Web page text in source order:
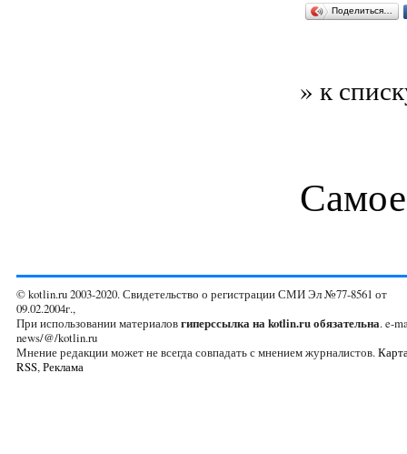
Поделиться…
» к
© kotlin.ru 2003-2020. Свидетельство о регистрации СМИ Эл №77-8561 от
09.02.2004г.,
При использовании материаловгиперссылка на kotlin.ru обязательна. e-
news/@/kotlin.ru
Мнение редакции может не всегда совпадать с мнением журналистов.
RSS,Реклама